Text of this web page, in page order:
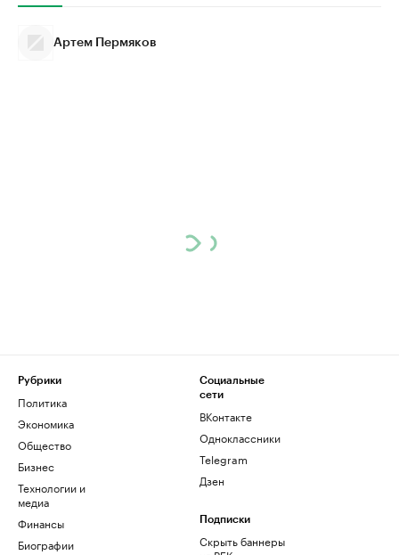
Артем Пермяков
Рубрики
Политика
Экономика
Общество
Бизнес
Технологии и
медиа
Финансы
Биографии
Социальные
сети
ВКонтакте
Одноклассники
Telegram
Дзен
Подписки
Скрыть баннеры